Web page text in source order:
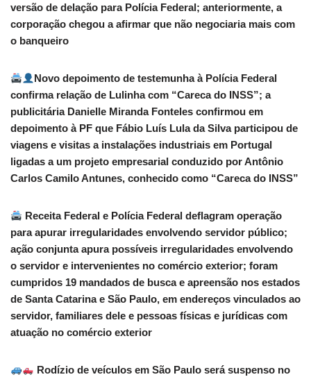
versão de delação para Polícia Federal; anteriormente, a
corporação chegou a afirmar que não negociaria mais com
o banqueiro
Novo depoimento de testemunha à Polícia Federal
confirma relação de Lulinha com “Careca do INSS”; a
publicitária Danielle Miranda Fonteles confirmou em
depoimento à PF que Fábio Luís Lula da Silva participou de
viagens e visitas a instalações industriais em Portugal
ligadas a um projeto empresarial conduzido por Antônio
Carlos Camilo Antunes, conhecido como “Careca do INSS”
Receita Federal e Polícia Federal deflagram operação
para apurar irregularidades envolvendo servidor público;
ação conjunta apura possíveis irregularidades envolvendo
o servidor e intervenientes no comércio exterior; foram
cumpridos 19 mandados de busca e apreensão nos estados
de Santa Catarina e São Paulo, em endereços vinculados ao
servidor, familiares dele e pessoas físicas e jurídicas com
atuação no comércio exterior
Rodízio de veículos em São Paulo será suspenso no